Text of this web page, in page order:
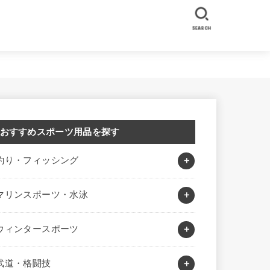
SEARCH
おすすめスポーツ用品を探す
り・フィッシング
リンスポーツ・水泳
ィンタースポーツ
道・格闘技